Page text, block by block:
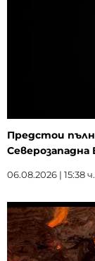
Предстои
Северозападна
06.08.2026 | 15:38 ч.